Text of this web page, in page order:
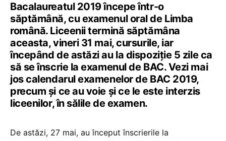
Bacalaureatul 2019 începe într-o
săptămână, cu examenul oral de Limba
română. Liceenii termină săptămâna
aceasta, vineri 31 mai, cursurile, iar
începând de astăzi au la dispoziție 5 zile ca
să se înscrie la examenul de BAC. Vezi mai
jos calendarul examenelor de BAC 2019,
precum și ce au voie și ce le este interzis
liceenilor, în sălile de examen.
De astăzi, 27 mai, au început înscrierile la